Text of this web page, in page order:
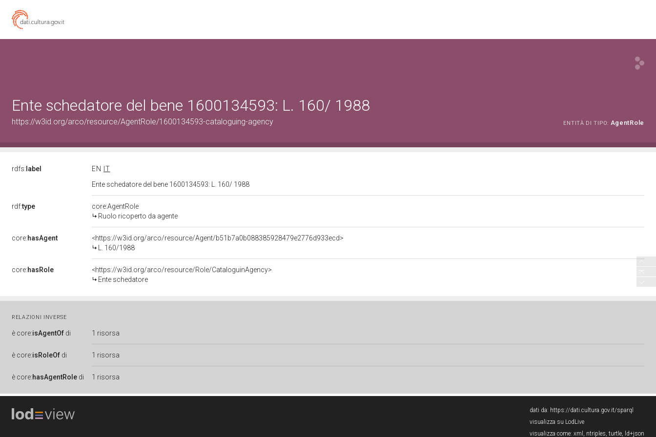
Ente schedatore del bene 1600134593: L. 160/ 1988
https://w3id.org/arco/resource/AgentRole/1600134593-cataloguing-agency ENTITÀ DI TIPO: AgentRole
rdfs: label EN
IT
Ente schedatore del bene 1600134593: L. 160/ 1988
rdf:type
core:AgentRole
Ruolo ricoperto da agente
core:hasAgent
<https://w3id.org/arco/resource/Agent/b51b7a0b088385928479e2776d933ecd>
L. 160/1988
core:hasRole
<https://w3id.org/arco/resource/Role/CataloguinAgency>
Ente schedatore
RELAZIONI INVERSE
è core:isAgentOf di 1 risorsa
è core:isRoleOf di 1 risorsa
è core:hasAgentRole di 1 risorsa
dati da: https://dati.cultura.gov.it/sparql
visualizza su LodLive
visualizza come: xml , ntriples, turtle, ld+json